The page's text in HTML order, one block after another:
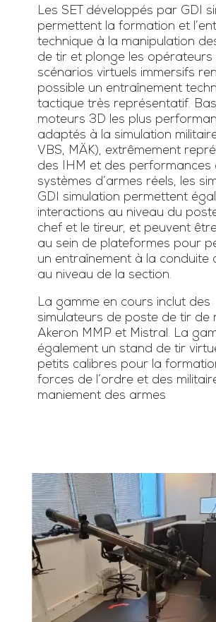
Les SET développés par GDI
permettent la formation et
technique à la manipulation
de tir et plonge les opérateurs
scénarios virtuels immersifs
possible un entraînement
tactique très représentatif.
moteurs 3D les plus
adaptés à la simulation
VBS, MÄK), extrêmement
des IHM et des performances
systèmes d’armes réels, les
GDI simulation permettent
interactions au niveau du
chef et le tireur, et peuvent
au sein de plateformes pour
un entraînement à la conduite
au niveau de la section.
La gamme en cours inclut des
simulateurs de poste de tir de
Akeron MMP et Mistral. La
également un stand de tir
petits calibres pour la
forces de l’ordre et des
maniement des armes